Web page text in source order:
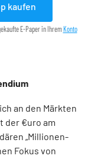
kaufen
E-Paper in IhremKonto
an den Märkten
der €uro am
„Millionen­
Fokus von